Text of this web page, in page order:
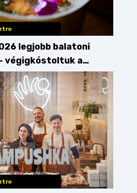
legjobb balatoni
végigkóstoltuk a